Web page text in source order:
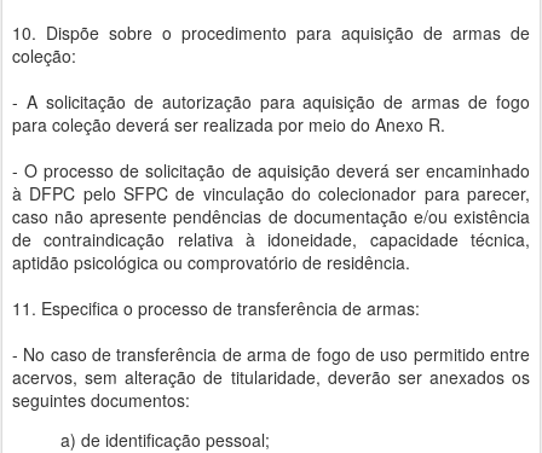
10. Dispõe sobre o procedimento para aquisição de armas de
coleção:
- A solicitação de autorização para aquisição de armas de fogo
para coleção deverá ser realizada por meio do Anexo R.
- O processo de solicitação de aquisição deverá ser encaminhado
à DFPC pelo SFPC de vinculação do colecionador para parecer,
caso não apresente pendências de documentação e/ou existência
de contraindicação relativa à idoneidade, capacidade técnica,
aptidão psicológica ou comprovatório de residência.
11. Especifica o processo de transferência de armas:
- No caso de transferência de arma de fogo de uso permitido entre
acervos, sem alteração de titularidade, deverão ser anexados os
seguintes documentos:
a) de identificação pessoal;